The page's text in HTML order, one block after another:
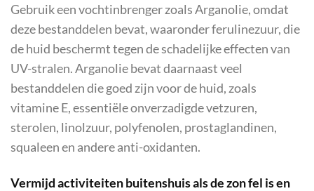
Gebruik een vochtinbrenger zoals Arganolie, omdat
deze bestanddelen bevat, waaronder ferulinezuur, die
de huid beschermt tegen de schadelijke effecten van
UV-stralen. Arganolie bevat daarnaast veel
bestanddelen die goed zijn voor de huid, zoals
vitamine E, essentiële onverzadigde vetzuren,
sterolen, linolzuur, polyfenolen, prostaglandinen,
squaleen en andere anti-oxidanten.
Vermijd activiteiten buitenshuis als de zon fel is en